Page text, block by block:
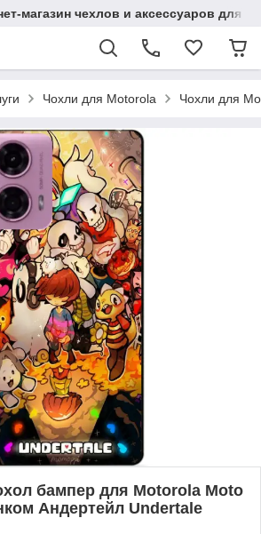
магазин чехлов и аксессуаров для
Чохли для Motorola Чохли для
бампер для Motorola Moto
Андертейл Undertale